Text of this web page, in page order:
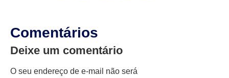
Comentários
Deixe um comentário
O seu endereço de e-mail não será